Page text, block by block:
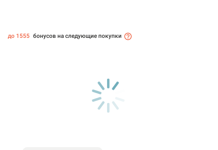
до 1555 бонусов на следующие покупки